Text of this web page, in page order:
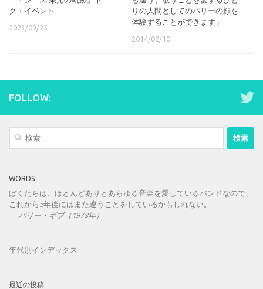
ク・イベント
2023/09/25
りの人間としてのバリーの顔を
体験することができます」
2014/02/10
FOLLOW:
WORDS:
ぼくたちは、ほとんどありとあらゆる音楽を愛しているバンドなので、
これから5年後にはまた違うことをしているかもしれない。
— バリー・ギブ（1978年）
年代別インデックス
最近の投稿